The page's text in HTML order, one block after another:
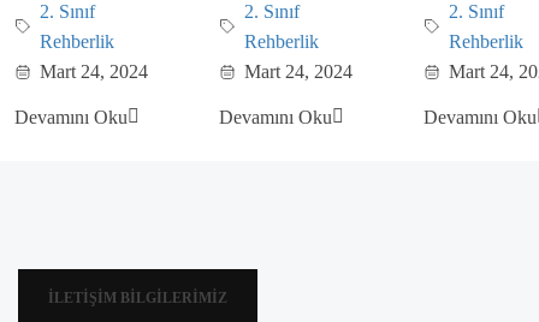
2. Sınıf
Rehberlik
Mart 24, 2024
Devamını Oku
2. Sınıf
Rehberlik
Mart 24, 2024
Devamını Oku
2. Sınıf
Rehberlik
Mart 24,
Devamını Oku
İLETIŞIM BILGILERIMIZ